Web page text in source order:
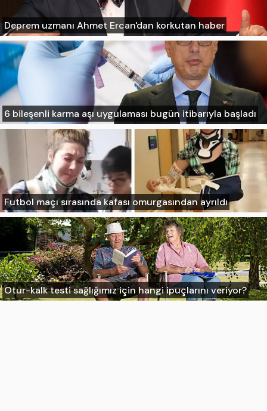
Deprem uzmanı Ahmet Ercan'dan korkutan haber
6 bileşenli karma aşı uygulaması bugün itibarıyla başladı
Futbol maçı sırasında kafası omurgasından ayrıldı
Otur-kalk testi sağlığımız için hangi ipuçlarını veriyor?